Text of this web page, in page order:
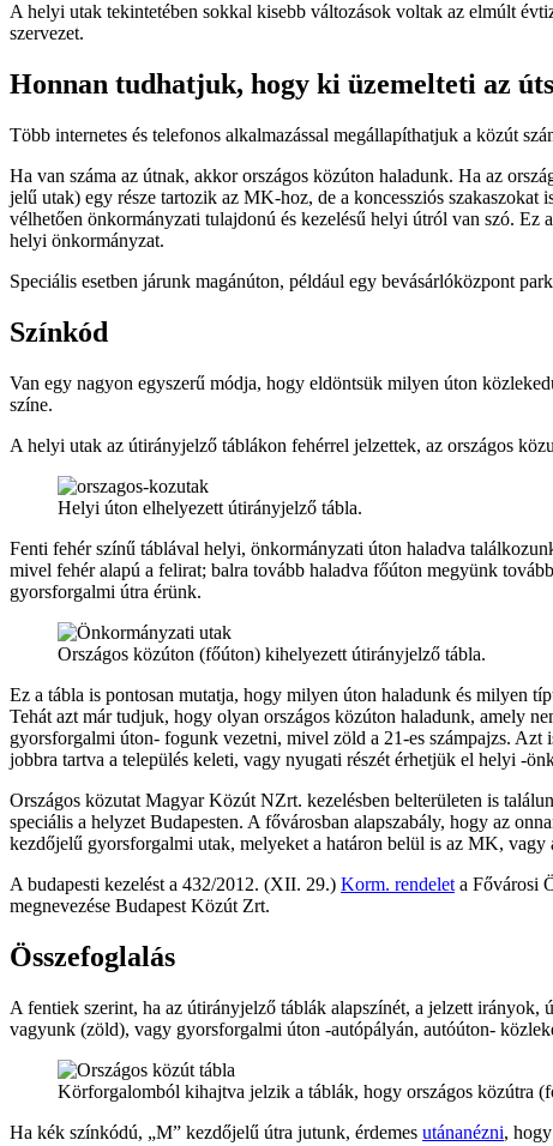
A helyi utak tekintetében sokkal kisebb változások voltak az elmúlt
szervezet.
Honnan tudhatjuk, hogy ki üzemelteti az
Több internetes és telefonos alkalmazással megállapíthatjuk a közút
Ha van száma az útnak, akkor országos közúton haladunk. Ha az
jelű utak) egy része tartozik az MK-hoz, de a koncessziós
vélhetően önkormányzati tulajdonú és kezelésű helyi útról van szó.
helyi önkormányzat.
Speciális esetben járunk magánúton, például egy bevásárlóközpont
Színkód
Van egy nagyon egyszerű módja, hogy eldöntsük milyen úton
színe.
A helyi utak az útirányjelző táblákon fehérrel jelzettek, az országos
Helyi úton elhelyezett útirányjelző tábla.
Fenti fehér színű táblával helyi, önkormányzati úton haladva
mivel fehér alapú a felirat; balra tovább haladva főúton megyünk
gyorsforgalmi útra érünk.
Országos közúton (főúton) kihelyezett útirányjelző tábla.
Ez a tábla is pontosan mutatja, hogy milyen úton haladunk és milyen
Tehát azt már tudjuk, hogy olyan országos közúton haladunk, amely
gyorsforgalmi úton- fogunk vezetni, mivel zöld a 21-es számpajzs.
jobbra tartva a település keleti, vagy nyugati részét érhetjük el helyi -
Országos közutat Magyar Közút NZrt. kezelésben belterületen is
speciális a helyzet Budapesten. A fővárosban alapszabály, hogy az
kezdőjelű gyorsforgalmi utak, melyeket a határon belül is az MK, vagy
A budapesti kezelést a 432/2012. (XII. 29.) Korm. rendelet a Fővárosi
megnevezése Budapest Közút Zrt.
Összefoglalás
A fentiek szerint, ha az útirányjelző táblák alapszínét, a jelzett
vagyunk (zöld), vagy gyorsforgalmi úton -autópályán, autóúton-
Körforgalomból kihajtva jelzik a táblák, hogy országos közútra
Ha kék színkódú, „M” kezdőjelű útra jutunk, érdemes utánanézni,